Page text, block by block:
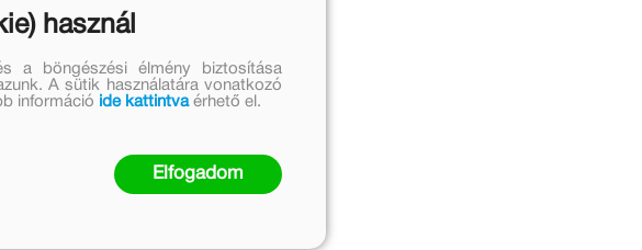
használ
a böngészési élmény biztosítása
A sütik használatára vonatkozó
információ ide kattintvaérhető el.
Elfogadom